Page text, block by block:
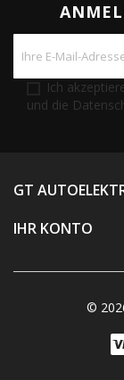
Ich
und die
GT
IHR KONTO
©